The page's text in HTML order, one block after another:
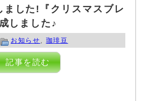
ました!『クリスマスブレ
しました♪
お知らせ 珈琲豆
記事を読む